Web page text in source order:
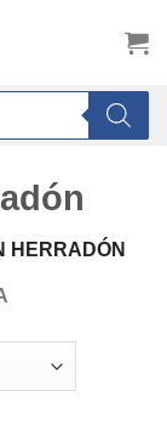
HERRADÓN